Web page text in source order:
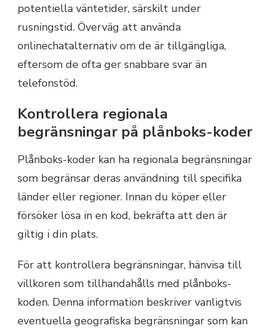
potentiella väntetider, särskilt under
rusningstid. Överväg att använda
onlinechatalternativ om de är tillgängliga,
eftersom de ofta ger snabbare svar än
telefonstöd.
Kontrollera regionala
begränsningar på plånboks-koder
Plånboks-koder kan ha regionala begränsningar
som begränsar deras användning till specifika
länder eller regioner. Innan du köper eller
försöker lösa in en kod, bekräfta att den är
giltig i din plats.
För att kontrollera begränsningar, hänvisa till
villkoren som tillhandahålls med plånboks-
koden. Denna information beskriver vanligtvis
eventuella geografiska begränsningar som kan